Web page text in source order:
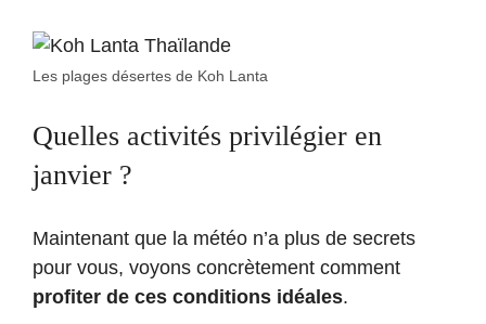
Les plages désertes de Koh Lanta
Quelles activités privilégier en
janvier ?
Maintenant que la météo n’a plus de secrets
pour vous, voyons concrètement comment
profiter de ces conditions idéales.